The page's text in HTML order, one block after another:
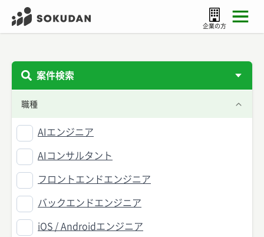
企業の方
案件検索
職種
AIエンジニア
AIコンサルタント
フロントエンドエンジニア
バックエンドエンジニア
iOS / Androidエンジニア